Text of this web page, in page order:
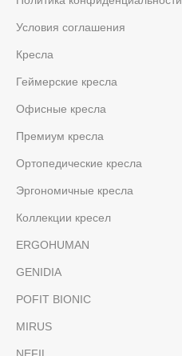
Условия соглашения
Кресла
Геймерские кресла
Офисные кресла
Премиум кресла
Ортопедические кресла
Эргономичные кресла
Коллекции кресел
ERGOHUMAN
GENIDIA
POFIT BIONIC
MIRUS
NEFIL